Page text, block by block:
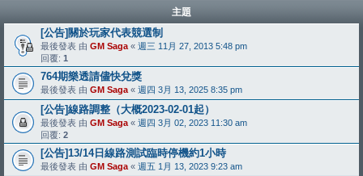
主題
[公告]關於玩家代表競選制
最後發表 由 GM Saga « 週三 11月 27, 2013 5:48 pm
回覆: 1
764期樂透請儘快兌獎
最後發表 由 GM Saga « 週四 3月 13, 2025 8:35 pm
[公告]線路調整（大概2023-02-01起）
最後發表 由 GM Saga « 週四 3月 02, 2023 11:30 am
回覆: 2
[公告]13/14日線路測試臨時停機約1小時
最後發表 由 GM Saga « 週五 1月 13, 2023 9:23 am